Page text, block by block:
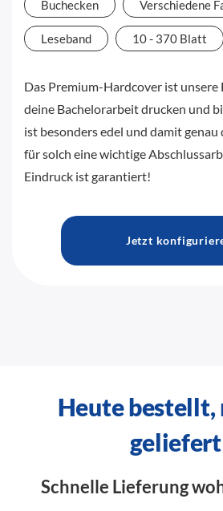
Buchecken Verschiedene
Leseband 10 - 370 Blatt
Das Premium-Hardcover ist unsere
deine Bachelorarbeit drucken und
ist besonders edel und damit
für solch eine wichtige
Eindruck ist garantiert!
Jetzt
Heute bestellt,
Schnelle Lieferung